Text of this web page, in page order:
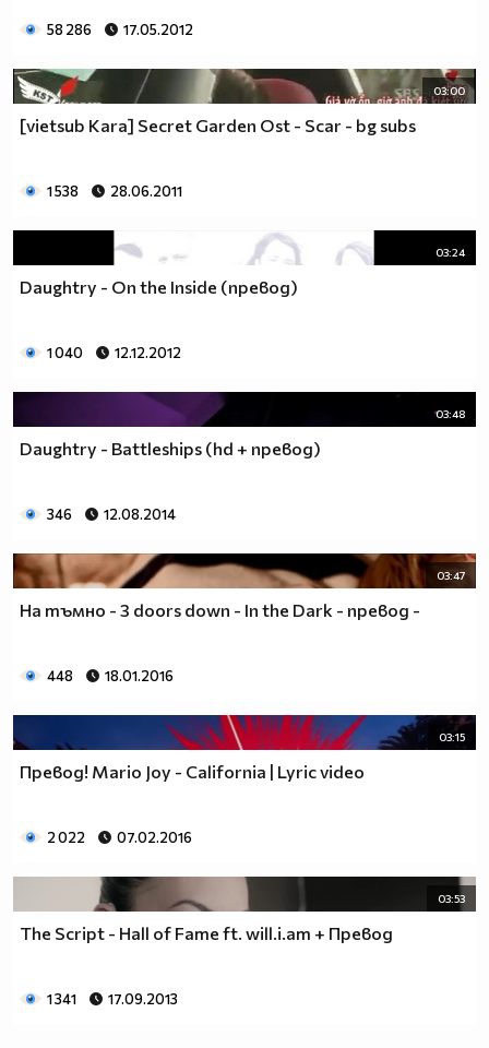
58 286 17.05.2012
03:00
[vietsub Kara] Secret Garden Ost - Scar - bg subs
1 538 28.06.2011
03:24
Daughtry - On the Inside (превод)
1 040 12.12.2012
03:48
Daughtry - Battleships (hd + превод)
346 12.08.2014
03:47
На тъмно - 3 doors down - In the Dark - превод -
448 18.01.2016
03:15
Превод! Mario Joy - California | Lyric video
2 022 07.02.2016
03:53
The Script - Hall of Fame ft. will.i.am + Превод
1 341 17.09.2013